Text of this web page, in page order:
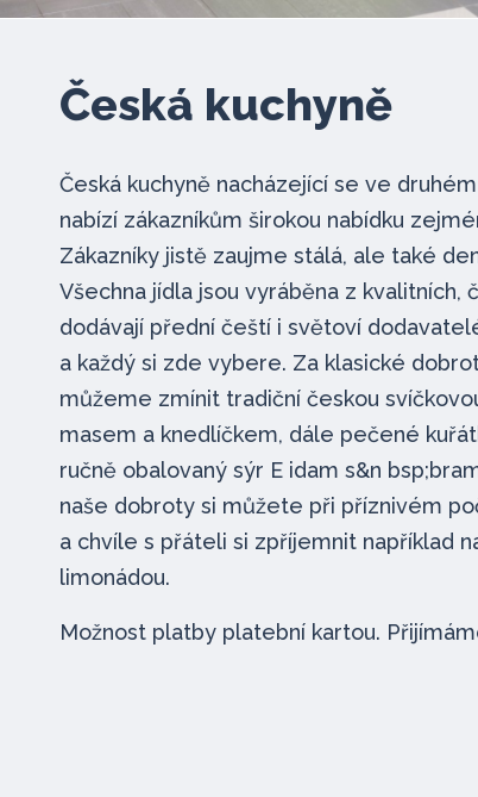
Česká kuchyně
Česká kuchyně nacházející se ve
nabízí zákazníkům širokou nabídku
Zákazníky jistě zaujme stálá, ale také
Všechna jídla jsou vyráběna z kvalitních,
dodávají přední čeští i světoví
a každý si zde vybere. Za klasické
můžeme zmínit tradiční českou
masem a knedlíčkem, dále pečené
ručně obalovaný sýr E idam s&n
naše dobroty si můžete při příznivém
a chvíle s přáteli si zpříjemnit například
limonádou.
Možnost platby platební kartou.